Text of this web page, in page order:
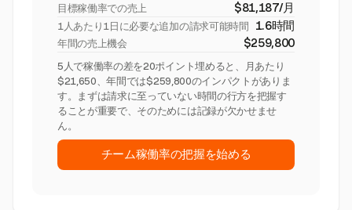
目標稼働率での売上 $81,187/月
1人あたり1日に必要な追加の請求可能時間 1.6時間
年間の売上機会 $259,800
5人で稼働率の差を20ポイント埋めると、月あたり
$21,650、年間では$259,800のインパクトがありま
す。まずは請求に至っていない時間の行方を把握す
ることが重要で、そのためには記録が欠かせませ
ん。
チーム稼働率の把握を始める